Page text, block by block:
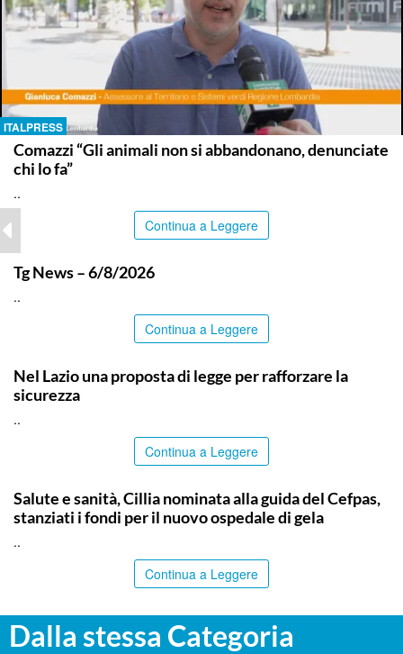
ITALPRESS
Comazzi “Gli animali non si abbandonano, denunciate
chi lo fa”
..
Continua a Leggere
Tg News – 6/8/2026
..
Continua a Leggere
Nel Lazio una proposta di legge per rafforzare la
sicurezza
..
Continua a Leggere
Salute e sanità, Cillia nominata alla guida del Cefpas,
stanziati i fondi per il nuovo ospedale di gela
..
Continua a Leggere
Dalla stessa Categoria